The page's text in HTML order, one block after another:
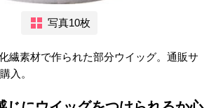
写真10枚
繊素材で作られた部分ウイッグ。通販サ
入。